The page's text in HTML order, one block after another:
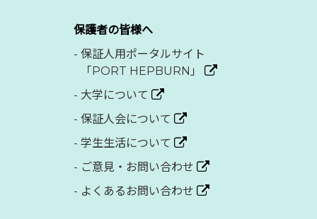
保護者の皆様へ
- 保証人用ポータルサイト
「PORT HEPBURN」
- 大学について
- 保証人会について
- 学生生活について
- ご意見・お問い合わせ
- よくあるお問い合わせ